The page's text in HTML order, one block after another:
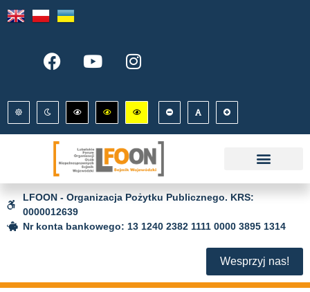
LFOON - Organizacja Pożytku Publicznego. KRS:
0000012639
Nr konta bankowego: 13 1240 2382 1111 0000 3895 1314
Wesprzyj nas!